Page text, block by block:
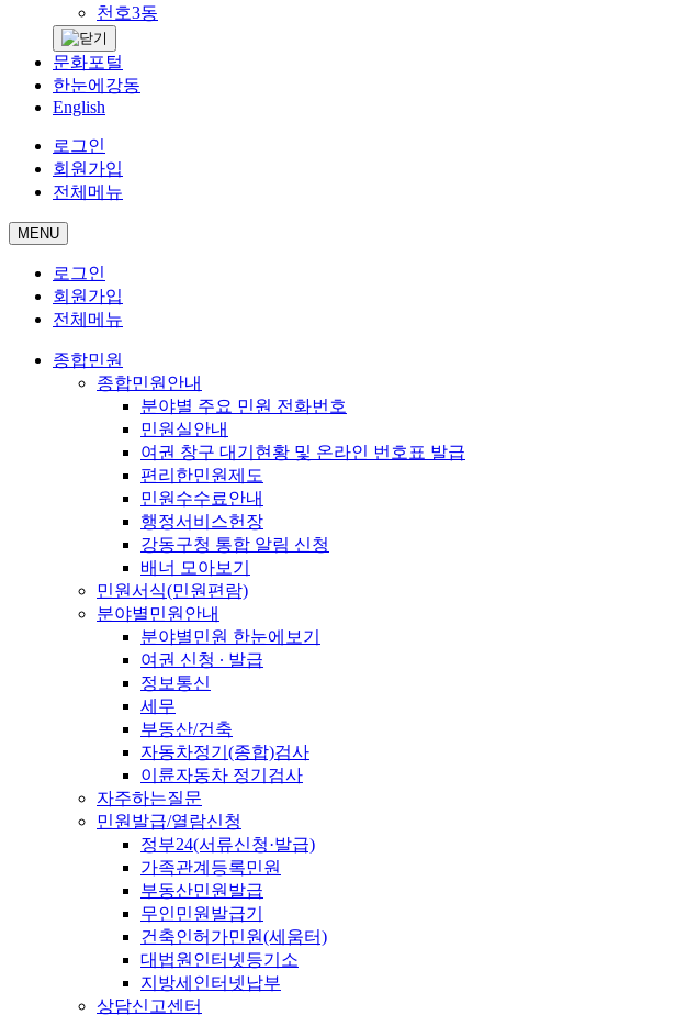
천호3동
문화포털
한눈에강동
English
로그인
회원가입
전체메뉴
MENU
로그인
회원가입
전체메뉴
종합민원
종합민원안내
분야별 주요 민원 전화번호
민원실안내
여권 창구 대기현황 및 온라인 번호표 발급
편리한민원제도
민원수수료안내
행정서비스헌장
강동구청 통합 알림 신청
배너 모아보기
민원서식(민원편람)
분야별민원안내
분야별민원 한눈에보기
여권 신청 ∙ 발급
정보통신
세무
부동산/건축
자동차정기(종합)검사
이륜자동차 정기검사
자주하는질문
민원발급/열람신청
정부24(서류신청·발급)
가족관계등록민원
부동산민원발급
무인민원발급기
건축인허가민원(세움터)
대법원인터넷등기소
지방세인터넷납부
상담신고센터